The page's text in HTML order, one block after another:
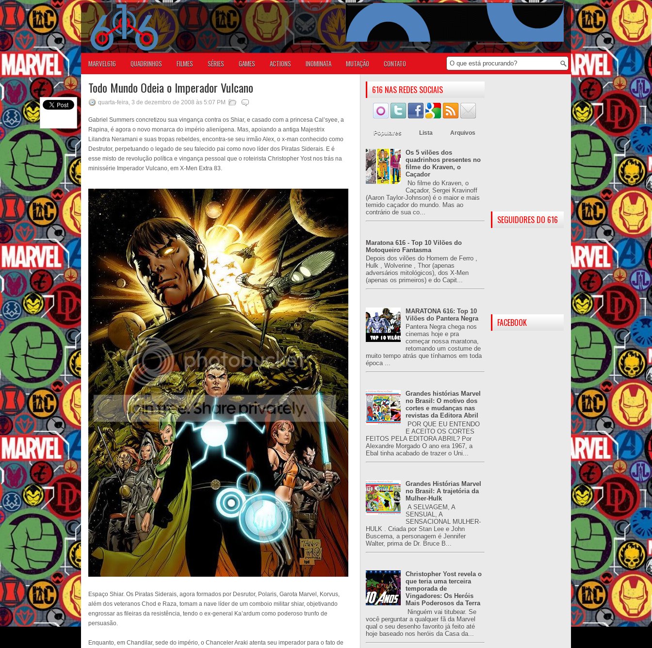
MARVEL616 QUADRINHOS FILMES SÉRIES GAMES ACTIONS INOMINATA MUTAÇÃO CONTATO
Todo Mundo Odeia o Imperador Vulcano
quarta-feira, 3 de dezembro de 2008 às 5:07 PM
Gabriel Summers concretizou sua vingança contra os Shiar, e casado com a princesa Cal’syee, a
Rapina, é agora o novo monarca do império alienígena. Mas, apoiando a antiga Majestrix
Lilandra Neramani e suas tropas rebeldes, encontra-se seu irmão Alex, o x-man conhecido como
Destrutor, perpetuando o legado de seu falecido pai como novo líder dos Piratas Siderais. E é
esse misto de revolução política e vingança pessoal que o roteirista Christopher Yost nos trás na
minissérie Imperador Vulcano, em X-Men Extra 83.
Espaço Shiar. Os Piratas Siderais, agora formados por Desrutor, Polaris, Garota Marvel, Korvus,
além dos veteranos Chod e Raza, tomam a nave líder de um comboio militar shiar, objetivando
engrossar as fileiras da resistência, tendo o ex-general Ka’ardum como poderoso trunfo de
persuasão.
Enquanto, em Chandilar, sede do império, o Chanceler Araki atenta seu imperador para o fato de
616 NAS REDES SOCIAIS
Populares Lista Arquivos
Os 5 vilões dos
quadrinhos presentes no
filme do Kraven, o
Caçador
No filme do Kraven, o
Caçador, Sergei Kravinoff
(Aaron Taylor-Johnson) é o maior e mais
temido caçador do mundo. Mas ao
contrário de sua co...
Maratona 616 - Top 10 Vilões do
Motoqueiro Fantasma
Depois dos vilões do Homem de Ferro ,
Hulk , Wolverine , Thor (apenas
adversários mitológicos), dos X-Men
(apenas os primeiros) e do Capit...
MARATONA 616: Top 10
Vilões do Pantera Negra
Pantera Negra chega nos
cinemas hoje e pra
começar nossa maratona,
retomando um costume de
muito tempo atrás que tínhamos em toda
época ...
Grandes histórias Marvel
no Brasil: O motivo dos
cortes e mudanças nas
revistas da Editora Abril
POR QUE EU ENTENDO
E ACEITO OS CORTES
FEITOS PELA EDITORA ABRIL? Por
Alexandre Morgado O ano era 1967, a
Ebal tinha acabado de trazer o Uni...
Grandes Histórias Marvel
no Brasil: A trajetória da
Mulher-Hulk
A SELVAGEM, A
SENSUAL, A
SENSACIONAL MULHER-
HULK . Criada por Stan Lee e John
Buscema, a personagem é Jennifer
Walter, prima de Dr. Bruce B...
Christopher Yost revela o
que teria uma terceira
temporada de
Vingadores: Os Heróis
Mais Poderosos da Terra
Ninguém vai titubear. Se
você perguntar a qualquer fã da Marvel
qual o seu desenho favorito já feito até
hoje baseado nos heróis da Casa da...
SEGUIDORES DO 616
FACEBOOK